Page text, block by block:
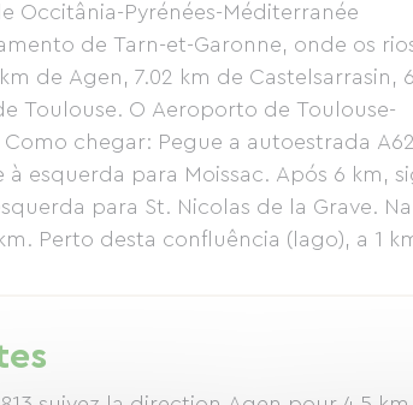
Occitânia-Pyrénées-Méditerranée
de Tarn-et-Garonne, onde os
de Agen, 7.02 km de Castelsarrasin,
Toulouse. O Aeroporto de Toulouse-
chegar: Pegue a autoestrada
esquerda para Moissac. Após 6 km,
para St. Nicolas de la Grave. Na
Perto desta confluência (lago), a 1
em uma casa de família no
(um berço e uma cadeira alta